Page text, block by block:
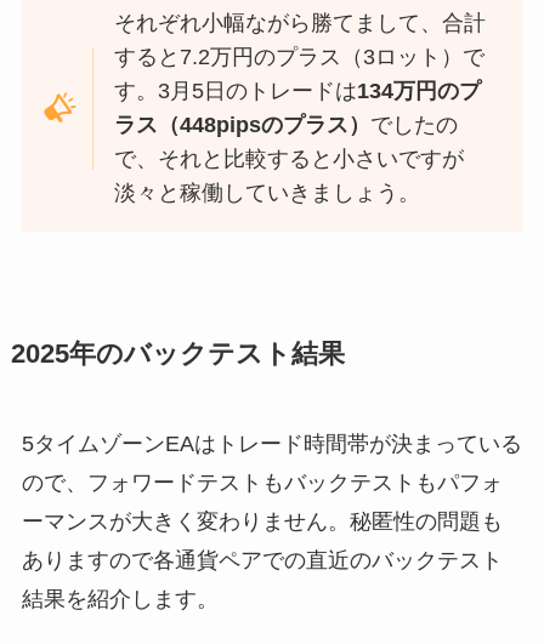
それぞれ小幅ながら勝てまして、合計
すると7.2万円のプラス（3ロット）で
す。3月5日のトレードは134万円のプ
ラス（448pipsのプラス） でしたの
で、それと比較すると小さいですが
淡々と稼働していきましょう。
2025年のバックテスト結果
5タイムゾーンEAはトレード時間帯が決まっている
ので、フォワードテストもバックテストもパフォ
ーマンスが大きく変わりません。秘匿性の問題も
ありますので各通貨ペアでの直近のバックテスト
結果を紹介します。